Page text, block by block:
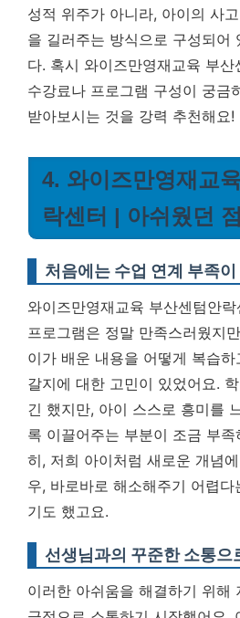
성적 위주가 아니라, 아이의 사
을 길러주는 방식으로 구성되어
다. 혹시 와이즈만영재교육 부산
수강료나 프로그램 구성이 궁금
받아보시는 것을 강력 추천해요!
4. 와이즈만영재교
락센터 | 아쉬웠던
처음에는 수업 연계 부족
와이즈만영재교육 부산센텀안
프로그램은 정말 만족스러웠지
이가 배운 내용을 어떻게 복습
갈지에 대한 고민이 있었어요.
긴 했지만, 아이 스스로 흥미를
록 이끌어주는 부분이 조금 부
히, 저희 아이처럼 새로운 개념
우, 바로바로 해소해주기 어렵
기도 했고요.
선생님과의 꾸준한 소통으
이러한 아쉬움을 해결하기 위해